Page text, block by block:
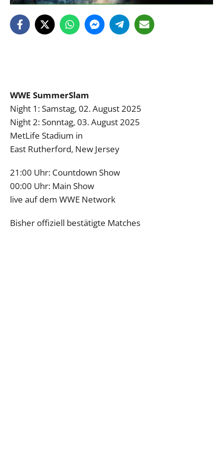
WWE SummerSlam
Night 1: Samstag, 02. August 2025
Night 2: Sonntag, 03. August 2025
MetLife Stadium in
East Rutherford, New Jersey
21:00 Uhr: Countdown Show
00:00 Uhr: Main Show
live auf dem WWE Network
Bisher offiziell bestätigte Matches